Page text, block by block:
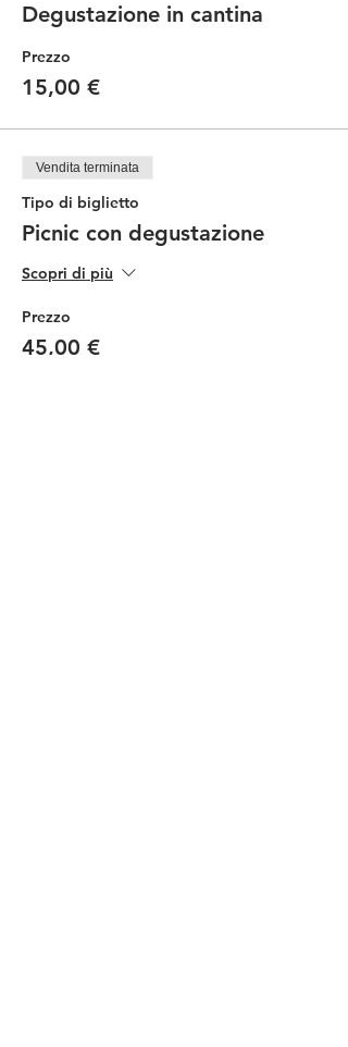
Degustazione in cantina
Prezzo
15,00 €
Vendita terminata
Tipo di biglietto
Picnic con degustazione
Scopri di più
Prezzo
45,00 €